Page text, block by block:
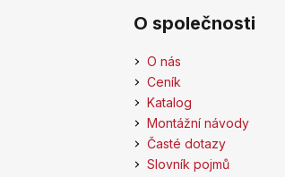
O společnosti
O nás
Ceník
Katalog
Montážní návody
Časté dotazy
Slovník pojmů